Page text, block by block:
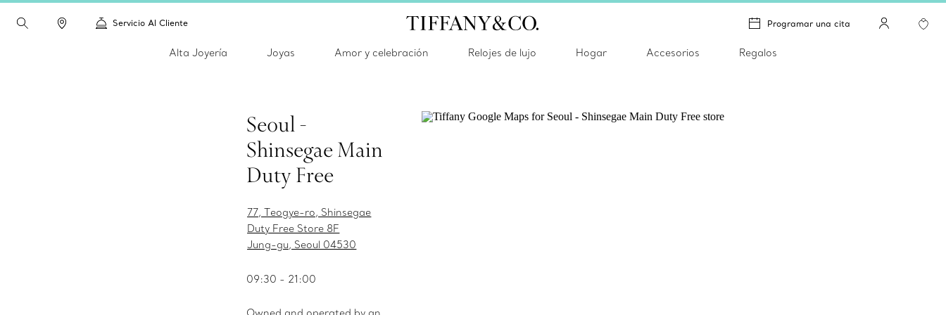
Servicio Al Cliente Programar una cita
Alta Joyería Joyas Amor y celebración Relojes de lujo Hogar Accesorios Regalos
Seoul -
Shinsegae Main
Duty Free
77, Teogye-ro, Shinsegae
Duty Free Store 8F
Jung-gu, Seoul 04530
09:30 - 21:00